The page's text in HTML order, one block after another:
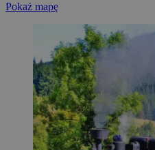
Pokaż mapę